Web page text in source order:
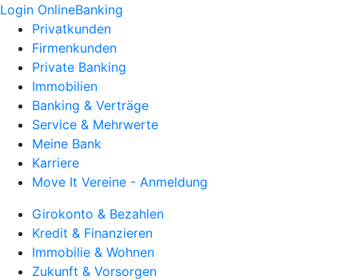
Login OnlineBanking
Privatkunden
Firmenkunden
Private Banking
Immobilien
Banking & Verträge
Service & Mehrwerte
Meine Bank
Karriere
Move It Vereine - Anmeldung
Girokonto & Bezahlen
Kredit & Finanzieren
Immobilie & Wohnen
Zukunft & Vorsorgen